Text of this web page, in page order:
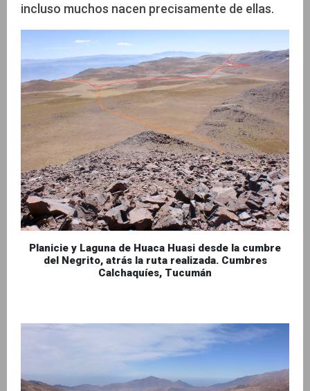
incluso muchos nacen precisamente de ellas.
Planicie y Laguna de Huaca Huasi desde la cumbre
del Negrito, atrás la ruta realizada. Cumbres
Calchaquíes, Tucumán